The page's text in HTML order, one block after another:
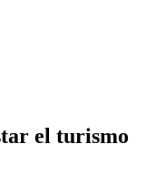
el turismo